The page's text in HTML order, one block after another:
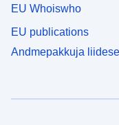
EU Whoiswho
EU publications
Andmepakkuja